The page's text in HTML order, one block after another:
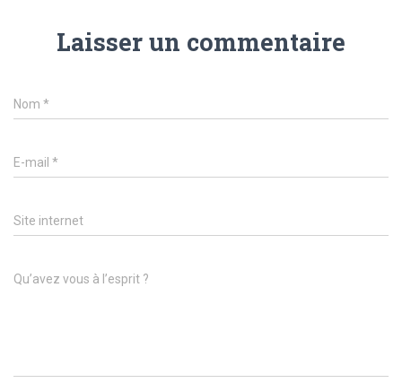
Laisser un commentaire
Nom *
E-mail *
Site internet
Qu’avez vous à l’esprit ?